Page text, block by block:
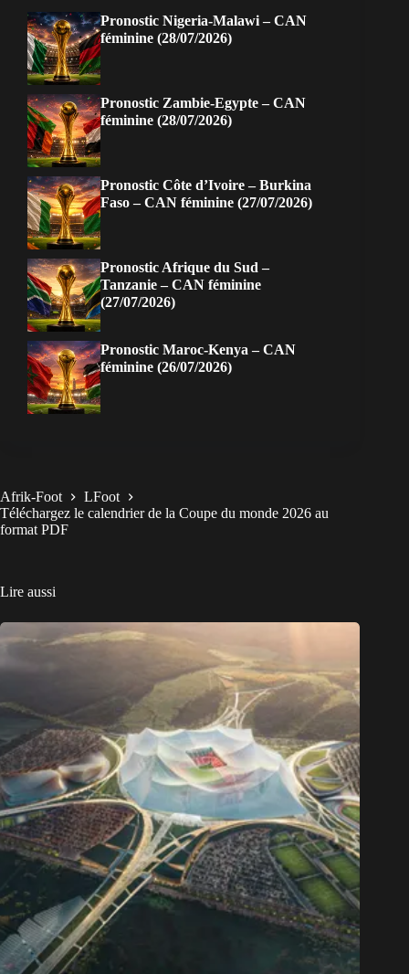
Pronostic Nigeria-Malawi – CAN
féminine (28/07/2026)
Pronostic Zambie-Egypte – CAN
féminine (28/07/2026)
Pronostic Côte d’Ivoire – Burkina
Faso – CAN féminine (27/07/2026)
Pronostic Afrique du Sud –
Tanzanie – CAN féminine
(27/07/2026)
Pronostic Maroc-Kenya – CAN
féminine (26/07/2026)
Afrik-Foot
LFoot
Téléchargez le calendrier de la Coupe du monde 2026 au
format PDF
Lire aussi